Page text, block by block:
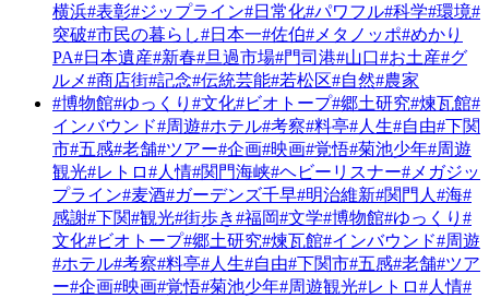
横浜#表彰#ジップライン#日常化#パワフル#科学#環境#
突破#市民の暮らし#日本一#佐伯#メタノッポ#めかり
PA#日本遺産#新春#旦過市場#門司港#山口#お土産#グ
ルメ#商店街#記念#伝統芸能#若松区#自然#農家
#博物館#ゆっくり #文化#ビオトープ#郷土研究#煉瓦館#
インバウンド#周遊#ホテル#考察#料亭#人生#自由#下関
市#五感#老舗#ツアー#企画#映画#覚悟#菊池少年#周遊
観光#レトロ#人情#関門海峡#ヘビーリスナー#メガジッ
プライン#麦酒#ガーデンズ千早#明治維新#関門人 #海#
感謝#下関#観光#街歩き#福岡#文学#博物館#ゆっくり #
文化#ビオトープ#郷土研究#煉瓦館#インバウンド#周遊
#ホテル#考察#料亭#人生#自由#下関市#五感#老舗#ツア
ー#企画#映画#覚悟#菊池少年#周遊観光#レトロ#人情#